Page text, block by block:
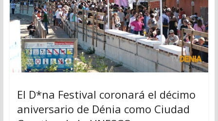
El D*na Festival coronará el décimo
aniversario de Dénia como Ciudad